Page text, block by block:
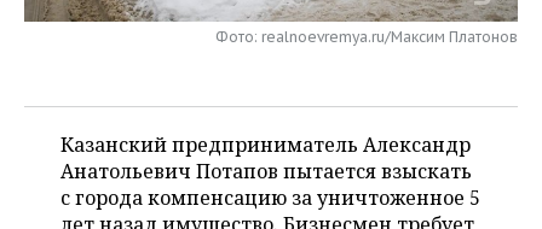
ОТКРЫТАЯ ЛЕКЦИЯ
БАСКЕТБОЛ
ВОЛЕЙБОЛ
ИНФРАСТРУКТУРА
ИСТОРИЯ
ФОТОГАЛЕРЕЯ
СПИСОК ПЕРСОН
ПОЛНАЯ ВЕРСИЯ
Фото: realnoevremya.ru/Максим Платонов
Казанский предприниматель Александр
Анатольевич Потапов пытается взыскать
с города компенсацию за уничтоженное 5